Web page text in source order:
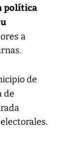
política
a
de
de